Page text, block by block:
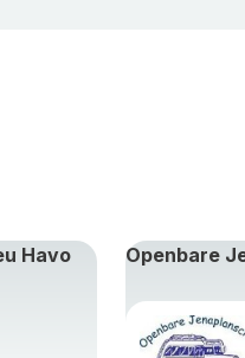
Havo
Openbare